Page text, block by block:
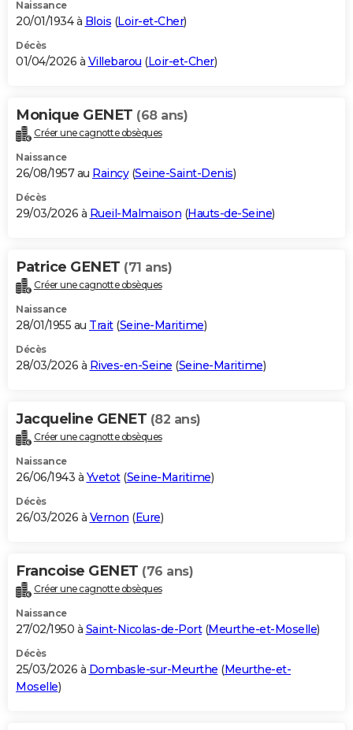
Naissance
20/01/1934 à Blois (Loir-et-Cher)
Décès
01/04/2026 à Villebarou (Loir-et-Cher)
Monique GENET (68 ans)
Créer une cagnotte obsèques
Naissance
26/08/1957 au Raincy(Seine-Saint-Denis)
Décès
29/03/2026 à Rueil-Malmaison (Hauts-de-Seine)
Patrice GENET (71 ans)
Créer une cagnotte obsèques
Naissance
28/01/1955 au Trait(Seine-Maritime)
Décès
28/03/2026 à Rives-en-Seine (Seine-Maritime)
Jacqueline GENET (82 ans)
Créer une cagnotte obsèques
Naissance
26/06/1943 à Yvetot(Seine-Maritime)
Décès
26/03/2026 à Vernon (Eure)
Francoise GENET (76 ans)
Créer une cagnotte obsèques
Naissance
27/02/1950 à Saint-Nicolas-de-Port(Meurthe-et-Moselle)
Décès
25/03/2026 à Dombasle-sur-Meurthe (Meurthe-et-
Moselle)